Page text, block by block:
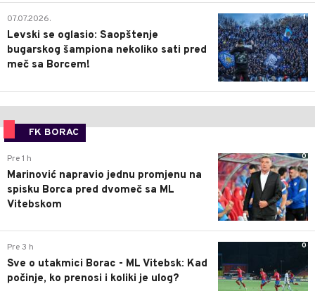
1
07.07.2026.
Levski se oglasio: Saopštenje
bugarskog šampiona nekoliko sati pred
meč sa Borcem!
FK BORAC
0
Pre 1 h
Marinović napravio jednu promjenu na
spisku Borca pred dvomeč sa ML
Vitebskom
0
Pre 3 h
Sve o utakmici Borac - ML Vitebsk: Kad
počinje, ko prenosi i koliki je ulog?